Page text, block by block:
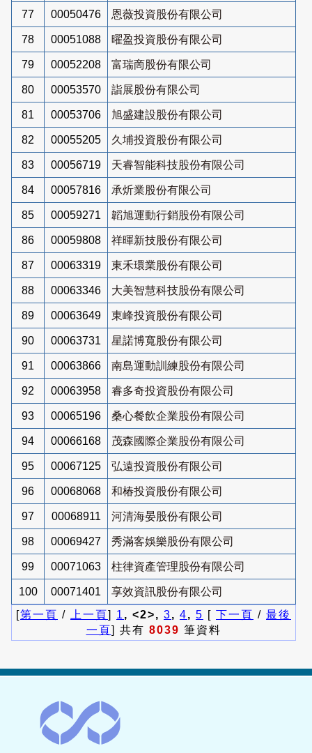
77 00050476 恩薇投資股份有限公司
78 00051088 曜盈投資股份有限公司
79 00052208 富瑞啇股份有限公司
80 00053570 詣展股份有限公司
81 00053706 旭盛建設股份有限公司
82 00055205 久埔投資股份有限公司
83 00056719 天睿智能科技股份有限公司
84 00057816 承炘業股份有限公司
85 00059271 韜旭運動行銷股份有限公司
86 00059808 祥暉新技股份有限公司
87 00063319 東禾環業股份有限公司
88 00063346 大美智慧科技股份有限公司
89 00063649 東峰投資股份有限公司
90 00063731 星諾博寬股份有限公司
91 00063866 南島運動訓練股份有限公司
92 00063958 睿多奇投資股份有限公司
93 00065196 桑心餐飲企業股份有限公司
94 00066168 茂森國際企業股份有限公司
95 00067125 弘遠投資股份有限公司
96 00068068 和椿投資股份有限公司
97 00068911 河清海晏股份有限公司
98 00069427 秀滿客娛樂股份有限公司
99 00071063 柱律資產管理股份有限公司
100 00071401
享效資訊股份有限公司
[第一頁 / 上一頁] 1 , <2>, 3, 4, 5 [ 下一頁 / 最後
一頁] 共有 8039 筆資料